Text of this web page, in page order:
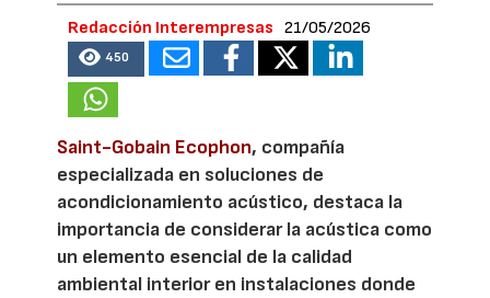
Redacción Interempresas 21/05/2026
450
Saint-Gobain Ecophon, compañía
especializada en soluciones de
acondicionamiento acústico, destaca la
importancia de considerar la acústica como
un elemento esencial de la calidad
ambiental interior en instalaciones donde